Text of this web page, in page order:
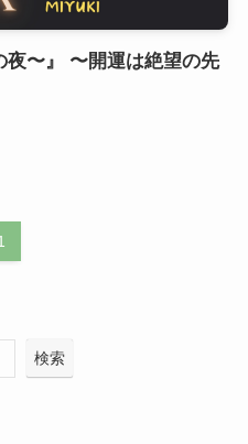
夜〜』 〜開運は絶望の先
検索